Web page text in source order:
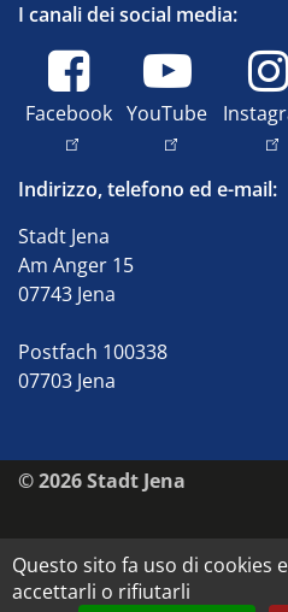
I canali dei social media:
Facebook YouTube
Indirizzo, telefono ed e-mail:
Stadt Jena
Am Anger 15
07743 Jena
Postfach 100338
07703 Jena
© 2026 Stadt Jena
Questo sito fa uso di cookies
accettarli o rifiutarli